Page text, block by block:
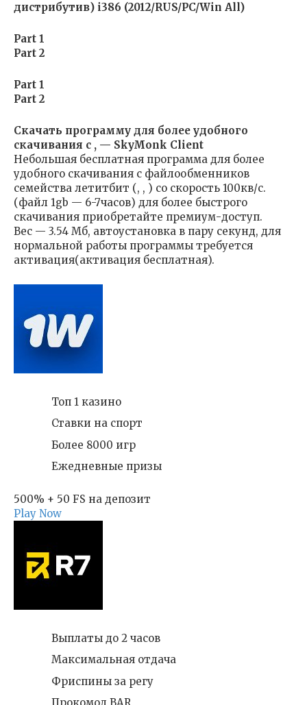
дистрибутив) i386 (2012/RUS/PC/Win All)
Part 1
Part 2
Part 1
Part 2
Скачать программу для более удобного
скачивания с , — SkyMonk Client
Небольшая бесплатная программа для более
удобного скачивания с файлообменников
семейства летитбит (, , ) со скорость 100кв/с.
(файл 1gb — 6-7часов) для более быстрого
скачивания приобретайте премиум-доступ.
Вес — 3.54 Мб, автоустановка в пару секунд, для
нормальной работы программы требуется
активация(активация бесплатная).
Топ 1 казино
Ставки на спорт
Более 8000 игр
Ежедневные призы
500% + 50 FS на депозит
Play Now
Выплаты до 2 часов
Максимальная отдача
Фриспины за регу